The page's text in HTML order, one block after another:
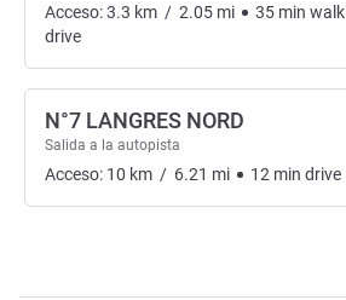
Acceso:3.3 km / 2.05 mi 35 min walk
drive
N°7 LANGRES NORD
Salida a la autopista
Acceso: 10 km / 6.21 mi 12 min drive